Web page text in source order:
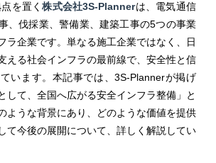
を置く株式会社3S-Plannerは、電気通信
、伐採業、警備業、建築工事の5つの事業
ラ企業です。単なる施工企業ではなく、日
える社会インフラの最前線で、安全性と信
います。本記事では、3S-Plannerが掲げ
して、全国へ広がる安全インフラ整備」と
ような背景にあり、どのような価値を提供
て今後の展開について、詳しく解説してい